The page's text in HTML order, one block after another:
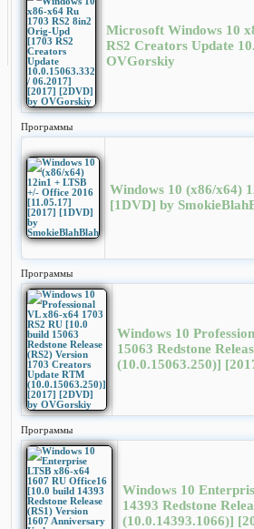
Microsoft Windows 10
RS2 Creators Update
OVGorskiy
Программы
Windows 10 (x86/x64)
[1DVD] by
Программы
Windows 10
15063 Redstone
(10.0.15063.250)]
Программы
Windows 10
14393 Redstone
(10.0.14393.1066)]